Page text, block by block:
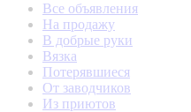
Все объявления
На продажу
В добрые руки
Вязка
Потерявшиеся
От заводчиков
Из приютов